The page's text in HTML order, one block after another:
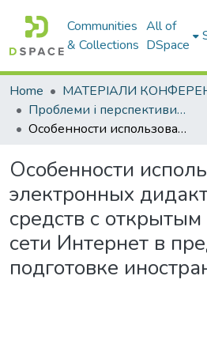
Communities
& Collections
All of
DSpace
Home
Проблеми і перспективи мовної підготовки іноземних студентів
Особенности использования электронных дидактических средств с открытым доступом в сети Интернет в предвузовской подготовке иностранных граждан
Особенности
электронных
средств с
сети Интернет в
подготовке